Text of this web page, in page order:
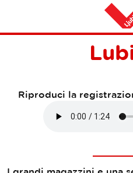
Casa
Centri
Riproduci la